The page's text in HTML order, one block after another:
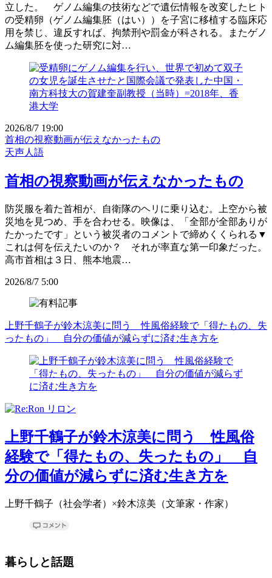
立した。 ゲノム編集の技術などで遺伝情報を改変したヒト
の受精卵（ゲノム編集胚（はい））を子宮に移植する臨床応
用を禁じ、違反すれば、拘禁刑や罰金が科される。またゲノ
ム編集胚を使った研究に対…
2026/8/7 19:00
首相の視察動画が伝えなかったもの
天声人語
首相の視察動画が伝えなかったもの
防災服を着た首相が、自衛隊のヘリに乗り込む。上空から被
災地を見つめ、手を合わせる。映像は、「全部が全部ありが
たかったです」という被災者のコメントで締めくくられる▼
これは何を伝えたいのか？ それが率直な第一印象だった。
高市首相は３日、熊本地震…
2026/8/7 5:00
上野千鶴子が鈴木涼美に問う 性風俗経験で「得たもの、失
ったもの」 自分の価値が減らずに済む生き方を
上野千鶴子が鈴木涼美に問う 性風俗
経験で「得たもの、失ったもの」 自
分の価値が減らずに済む生き方を
上野千鶴子（社会学者）×鈴木涼美（文筆家・作家）
暮らしと話題